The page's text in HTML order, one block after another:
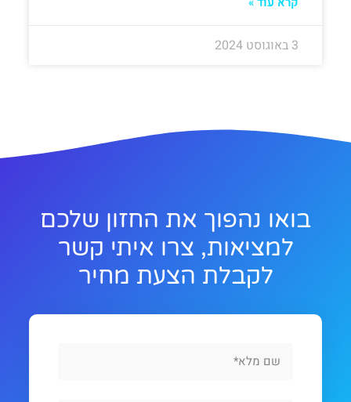
3 באוגוסט 2024
בואו נהפוך את החזון שלכם
למציאות, צרו איתי קשר
לקבלת הצעת מחיר
Name